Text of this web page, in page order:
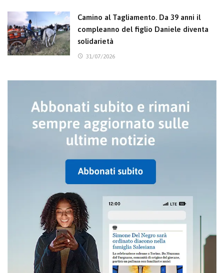
Camino al Tagliamento. Da 39 anni il
compleanno del figlio Daniele diventa
solidarietà
31/07/2026